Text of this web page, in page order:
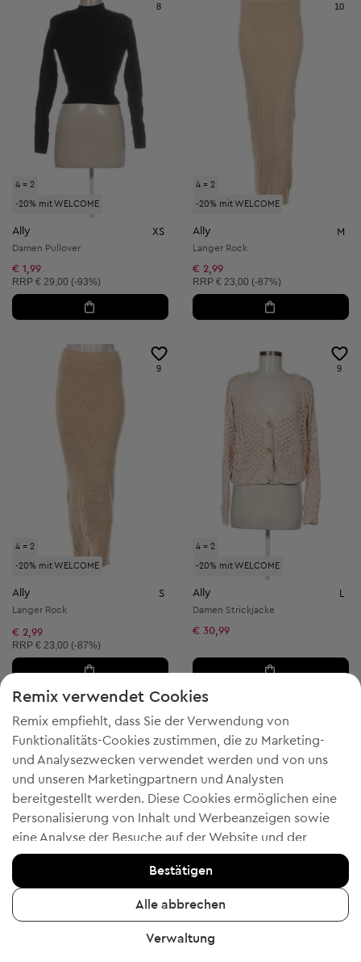
4 = 2
-20% mit WELCOME
8
Ally XS
Damen Pullover
€ 1,99
Unverbindliche Preisempfehlung:
RRP € 29,00 (-93%)
4 = 2
-20% mit WELCOME
10
Ally M
Langer Rock
€ 2,99
Unverbindliche Preisempfehlung:
RRP € 23,00 (-87%)
4 = 2
-20% mit WELCOME
9
Ally S
Langer Rock
€ 2,99
Unverbindliche Preisempfehlung:
RRP € 23,00 (-87%)
4 = 2
-20% mit WELCOME
9
Ally L
Damen Strickjacke
€ 30,99
4 = 2
Remix verwendet Cookies
Remix empfiehlt, dass Sie der Verwendung von
Funktionalitäts-Cookies zustimmen, die zu Marketing-
und Analysezwecken verwendet werden und von uns
und unseren Marketingpartnern und Analysten
bereitgestellt werden. Diese Cookies ermöglichen eine
Personalisierung von Inhalt und Werbeanzeigen sowie
eine Analyse der Besuche auf der Website und der
mobilen App - Informationen, die uns helfen, Ihnen
Produkte zu zeigen, die Ihnen gefallen könnten. Wenn Sie
einverstanden sind, bestätigen Sie dies bitte, indem Sie
auf die Schaltfläche "Ja, ich stimme zu" klicken.
Um weitere Informationen zu erhalten, klicken Sie bitte
Bestätigen
Alle abbrechen
Verwaltung